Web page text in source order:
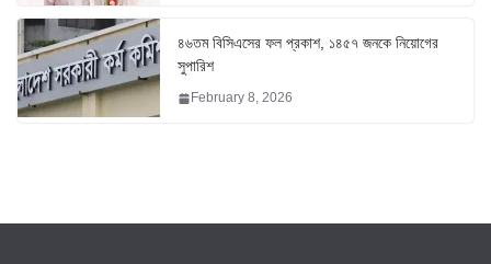
৪৬তম বিসিএসের ফল প্রকাশ, ১৪৫৭ জনকে নিয়োগের
সুপারিশ
February 8, 2026